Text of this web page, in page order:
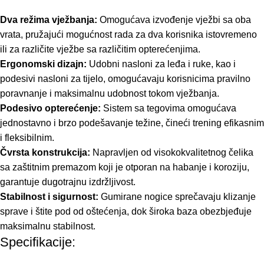
Dva režima vježbanja: Omogućava izvođenje vježbi sa oba
vrata, pružajući mogućnost rada za dva korisnika istovremeno
ili za različite vježbe sa različitim opterećenjima.
Ergonomski dizajn: Udobni nasloni za leđa i ruke, kao i
podesivi nasloni za tijelo, omogućavaju korisnicima pravilno
poravnanje i maksimalnu udobnost tokom vježbanja.
Podesivo opterećenje: Sistem sa tegovima omogućava
jednostavno i brzo podešavanje težine, čineći trening efikasnim
i fleksibilnim.
Čvrsta konstrukcija: Napravljen od visokokvalitetnog čelika
sa zaštitnim premazom koji je otporan na habanje i koroziju,
garantuje dugotrajnu izdržljivost.
Stabilnost i sigurnost: Gumirane nogice sprečavaju klizanje
sprave i štite pod od oštećenja, dok široka baza obezbjeđuje
maksimalnu stabilnost.
Specifikacije: